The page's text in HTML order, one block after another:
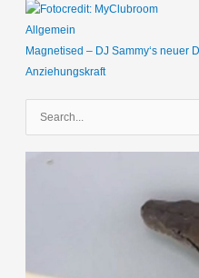
Allgemein
Magnetised – DJ Sammy‘s neuer
Anziehungskraft
c